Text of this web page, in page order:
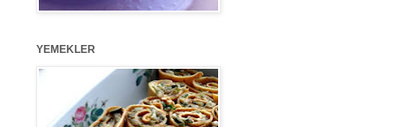
YEMEKLER